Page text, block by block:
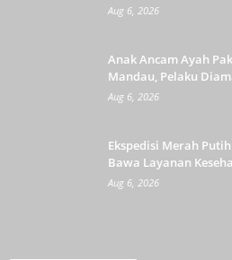
Aug 6, 2026
Anak Ancam Ayah
Mandau, Pelaku
Aug 6, 2026
Ekspedisi Merah
Bawa Layanan
Aug 6, 2026